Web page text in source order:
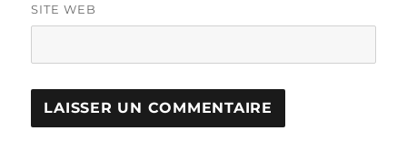
SITE WEB